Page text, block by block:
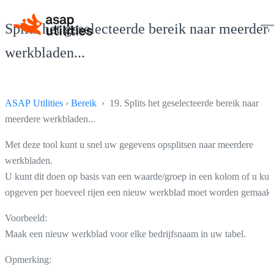
Splits het geselecteerde bereik naar meerdere
werkbladen...
ASAP Utilities › Bereik › 19. Splits het geselecteerde bereik naar
meerdere werkbladen...
Met deze tool kunt u snel uw gegevens opsplitsen naar meerdere
werkbladen.
U kunt dit doen op basis van een waarde/groep in een kolom of u
opgeven per hoeveel rijen een nieuw werkblad moet worden
Voorbeeld:
Maak een nieuw werkblad voor elke bedrijfsnaam in uw tabel.
Opmerking: